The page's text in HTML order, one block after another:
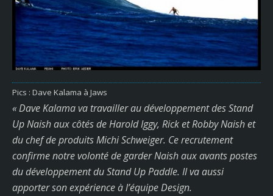
Pics : Dave Kalama à Jaws
« Dave Kalama va travailler au développement des Stand
Up Naish aux côtés de Harold Iggy, Rick et Robby Naish et
du chef de produits Michi Schweiger. Ce recrutement
confirme notre volonté de garder Naish aux avants postes
du développement du Stand Up Paddle. Il va aussi
apporter son expérience à l’équipe Design.